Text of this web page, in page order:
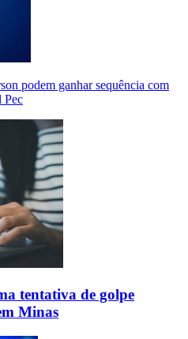
podem ganhar sequência com
Pec
tentativa de golpe
Minas